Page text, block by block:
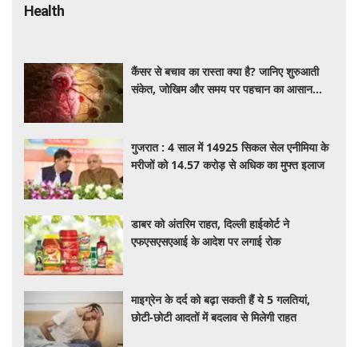
Health
कैंसर से बचाव का रास्ता क्या है? जानिए शुरुआती
संकेत, जोखिम और समय पर पहचान का आसान
गुजरात : 4 साल में 14925 सिकल सेल एनीमिया के
मरीजों को 14.57 करोड़ से अधिक का मुफ्त इलाज
डाबर को अंतरिम राहत, दिल्ली हाईकोर्ट ने
एफएसएसएआई के आदेश पर लगाई रोक
माइग्रेन के दर्द को बढ़ा सकती हैं ये 5 गलतियां,
छोटी-छोटी आदतों में बदलाव से मिलेगी राहत